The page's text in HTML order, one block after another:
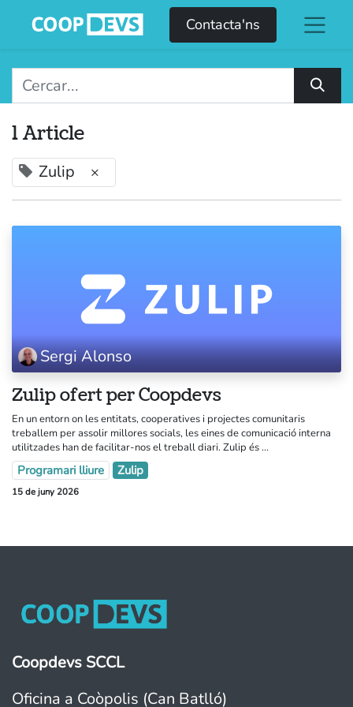
Contacta'ns
1 Article
Zulip ×
Sergi Alonso
Zulip ofert per Coopdevs
En un entorn on les entitats, cooperatives i projectes comunitaris
treballem per assolir millores socials, les eines de comunicació interna
utilitzades han de facilitar-nos el treball diari. Zulip és ...
Programari lliure Zulip
15 de juny 2026
Coopdevs SCCL
Oficina a Coòpolis (Can Batlló)